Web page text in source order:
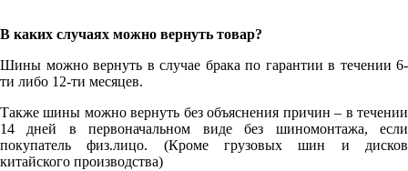
В каких случаях можно вернуть товар?
Шины можно вернуть в случае брака по гарантии в течении 6-
ти либо 12-ти месяцев.
Также шины можно вернуть без объяснения причин – в течении
14 дней в первоначальном виде без шиномонтажа, если
покупатель физ.лицо. (Кроме грузовых шин и дисков
китайского производства)